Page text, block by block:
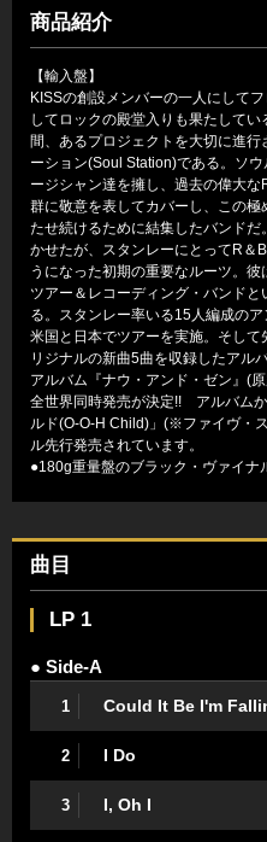
商品紹介
【輸入盤】
KISSの創設メンバーの一人にして
してロックの殿堂入りも果たして
間、あるプロジェクトを大切に進
ーション(Soul Station)である。ソ
ージシャン達を擁し、過去の偉大
群に敬意を表してカバーし、この
たせ続けるために結集したバンド
かせたが、スタンレーにとってR＆
うになった初期の重要なルーツ。
ツアー＆レコーディング・バンド
る。スタンレー率いる15人編成の
米国と日本でツアーを実施。そし
リジナルの新曲5曲を収録したアル
アルバム『ナウ・アンド・ゼン』(
全世界同時発売が決定!! アルバム
ルド(O-O-H Child)」(※ファイヴ・
ル先行発売されています。
●180g重量盤のブラック・ヴァイナ
曲目
LP 1
● Side-A
1 Could It Be I'm
2 I Do
3 I, Oh I